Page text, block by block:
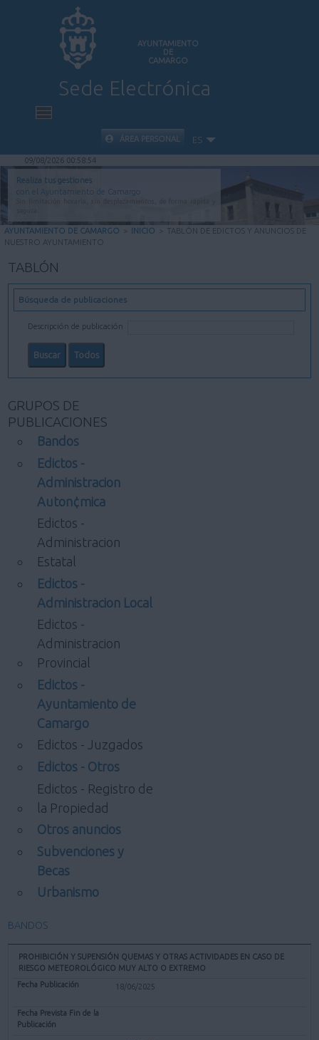
AYUNTAMIENTO
DE
CAMARGO
Sede Electrónica
INICIO
INFORMACIÓN PÚBLICA
CARPETA CIUDADANA
VALIDACIÓN DE DOCUMENTOS
AYUDA
ÁREA PERSONAL ES
09/08/2026 00:58:55
Realiza tus gestiones
con el Ayuntamiento de Camargo
AYUNTAMIENTO DE CAMARGO > INICIO > TABLÓN DE EDICTOS Y ANUNCIOS DE
NUESTRO AYUNTAMIENTO
TABLÓN
Búsqueda de publicaciones
Descripción de publicación
GRUPOS DE
PUBLICACIONES
Bandos
Edictos -
Administracion
Auton¢mica
Edictos -
Administracion
Estatal
Edictos -
Administracion Local
Edictos -
Administracion
Provincial
Edictos -
Ayuntamiento de
Camargo
Edictos - Juzgados
Edictos - Otros
Edictos - Registro de
la Propiedad
Otros anuncios
Subvenciones y
Becas
Urbanismo
BANDOS
PROHIBICIÓN Y SUPENSIÓN QUEMAS Y OTRAS ACTIVIDADES EN CASO DE
RIESGO METEOROLÓGICO MUY ALTO O EXTREMO
18/06/2025